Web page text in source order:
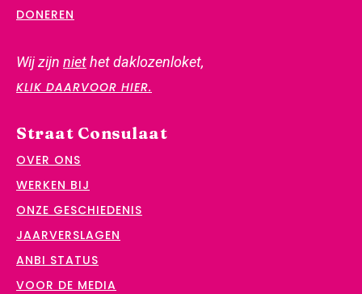
DONEREN
Wij zijn niethet daklozenloket,
KLIK DAARVOOR HIER.
Straat Consulaat
OVER ONS
WERKEN BIJ
ONZE GESCHIEDENIS
JAARVERSLAGEN
ANBI STATUS
VOOR DE MEDIA